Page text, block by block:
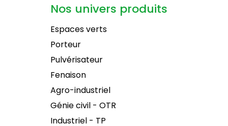
Nos univers produits
Espaces verts
Porteur
Pulvérisateur
Fenaison
Agro-industriel
Génie civil - OTR
Industriel - TP